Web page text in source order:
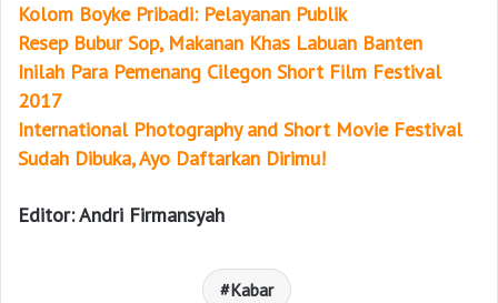
Kolom Boyke Pribadi: Pelayanan Publik
Resep Bubur Sop, Makanan Khas Labuan Banten
Inilah Para Pemenang Cilegon Short Film Festival
2017
International Photography and Short Movie Festival
Sudah Dibuka, Ayo Daftarkan Dirimu!
Editor: Andri Firmansyah
Kabar